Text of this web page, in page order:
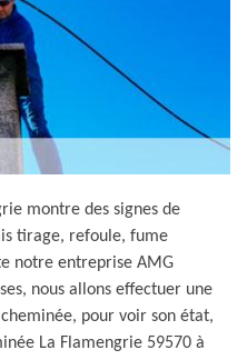
montre des signes de
tirage, refoule, fume
notre entreprise AMG
nous allons effectuer une
pour voir son état,
La Flamengrie 59570 à